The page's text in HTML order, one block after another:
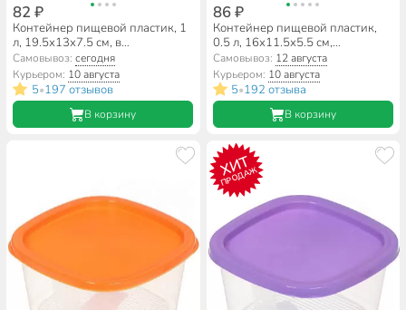
82 ₽
Контейнер пищевой пластик, 1
л, 19.5х13х7.5 см, в
ассортименте, прямоугольный,
Полимербыт, Каскад, 4357000
Самовывоз:сегодня
Курьером: 10 августа
5•197 отзывов
В корзину
86 ₽
Контейнер пищевой пластик,
0.5 л, 16х11.5х5.5 см,
прямоугольный, на защелках,
Альтернатива, Прайм, М8500
Самовывоз: 12 августа
Курьером: 10 августа
5•192 отзыва
В корзину
ХИТ
ПРОДАЖ